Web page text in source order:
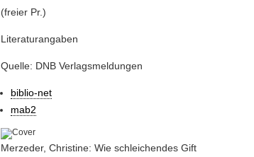
(freier Pr.)
Literaturangaben
Quelle: DNB Verlagsmeldungen
biblio-net
mab2
Merzeder, Christine: Wie schleichendes Gift